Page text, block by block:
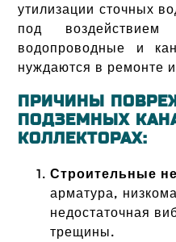
утилизации сточных
под воздействием
водопроводные и
нуждаются в ремонте
ПРИЧИНЫ
ПОДЗЕМНЫХ
КОЛЛЕКТОРАХ:
Строительные
арматура,
недостаточная
трещины.